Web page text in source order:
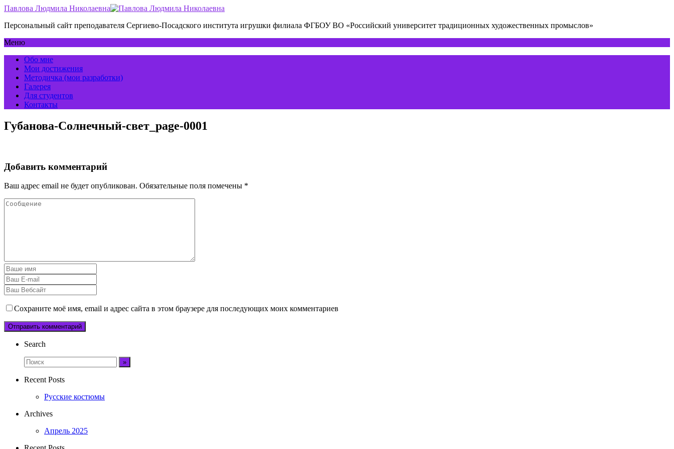
Павлова Людмила Николаевна
Персональный сайт преподавателя Сергиево-Посадского института игрушки филиала ФГБОУ ВО «Российский университет традиционных художественных промыслов»
Меню
Обо мне
Мои достижения
Методичка (мои разработки)
Галерея
Для студентов
Контакты
Губанова-Солнечный-свет_page-0001
Добавить комментарий
Ваш адрес email не будет опубликован. Обязательные поля помечены *
Сохраните моё имя, email и адрес сайта в этом браузере для последующих моих комментариев
Search
Recent Posts
Русские костюмы
Archives
Апрель 2025